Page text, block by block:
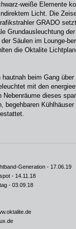
weiße Elemente
Licht. Die
GRADO
Grundausleuchtung
Säulen im Lounge-
die Oktalite
beim Gang
mit den
dieses
begehbaren
Generation - 17.06.19
- 14.11.18
- 03.09.18